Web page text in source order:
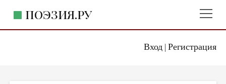
Вход| Регистрация
ПОЭЗИЯ.РУ